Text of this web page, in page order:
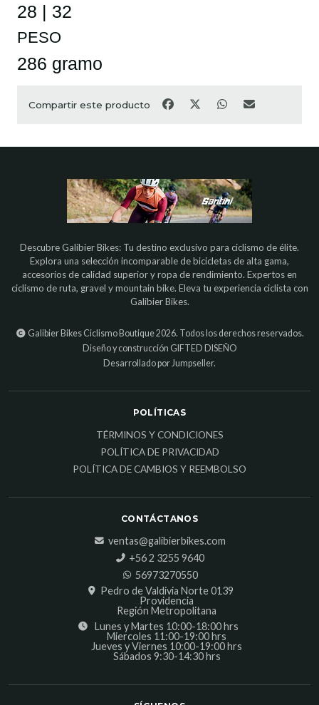
28 | 32
PESO
286 gramo
Compartir este producto
Descubre Galibier Bikes: Tu destino exclusivo para ciclismo de élite.
Explora una selección incomparable de bicicletas de alta gama,
accesorios de calidad superior y ropa de rendimiento. Expertos en
ciclismo de ruta, gravel y mountain bike. Eleva tu experiencia ciclista con
Galibier Bikes.
Galibier Bikes Ciclismo Boutique 2026. Todos los derechos reservados.
Diseño y construcción GIFTED DISEÑO
Desarrollado por Jumpseller.
POLÍTICAS
TÉRMINOS Y CONDICIONES
POLÍTICA DE PRIVACIDAD
POLÍTICA DE CAMBIOS Y REEMBOLSO
CONTÁCTANOS
ventas@galibierbikes.com
‎+56 2 3255 9640
56973270550
Pedro de Valdivia Norte 0139
Providencia
Región Metropolitana
Lunes y Martes 10:00-18:00 hrs
Miercoles 11:00-19:00 hrs
Jueves y Viernes 10:00-19:00 hrs
Sábados 9:30-14:30 hrs